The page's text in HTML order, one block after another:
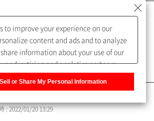
問（FAQ）
: 2022/01/20 13:29
to improve your experience on our
content and ads and to analyze
information about your use of our
advertising and analytics partners,
about you with our partners.
or Share My Personal Information